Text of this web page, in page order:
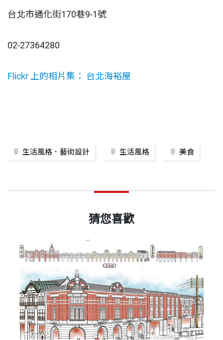
台北市通化街170巷9-1號
02-27364280
Flickr 上的相片集： 台北海裕屋
生活風格．藝術設計 生活風格 美食
猜您喜歡